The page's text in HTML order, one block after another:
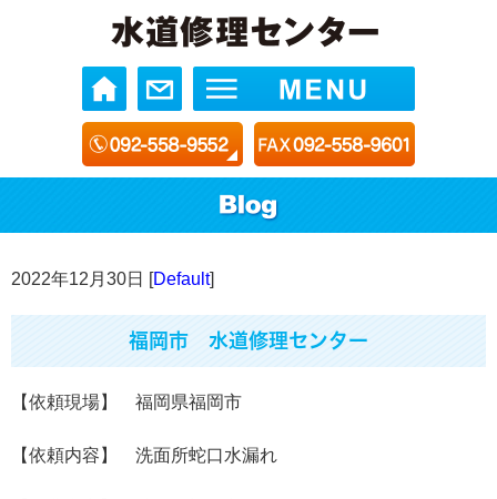
2022年12月30日 [Default]
福岡市 水道修理センター
【依頼現場】 福岡県福岡市
【依頼内容】 洗面所蛇口水漏れ